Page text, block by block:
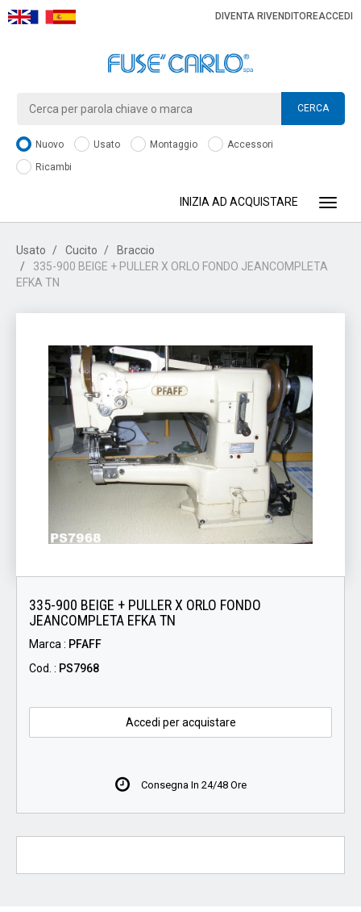
DIVENTA RIVENDITOREACCEDI
CERCA
Nuovo Usato Montaggio
Accessori
Ricambi
INIZIA AD ACQUISTARE
Usato Cucito
Braccio
335-900 BEIGE + PULLER X ORLO FONDO JEANCOMPLETA
EFKA TN
335-900 BEIGE + PULLER X ORLO FONDO
JEANCOMPLETA EFKA TN
Marca : PFAFF
Cod. : PS7968
Accedi per acquistare
Consegna In 24/48 Ore